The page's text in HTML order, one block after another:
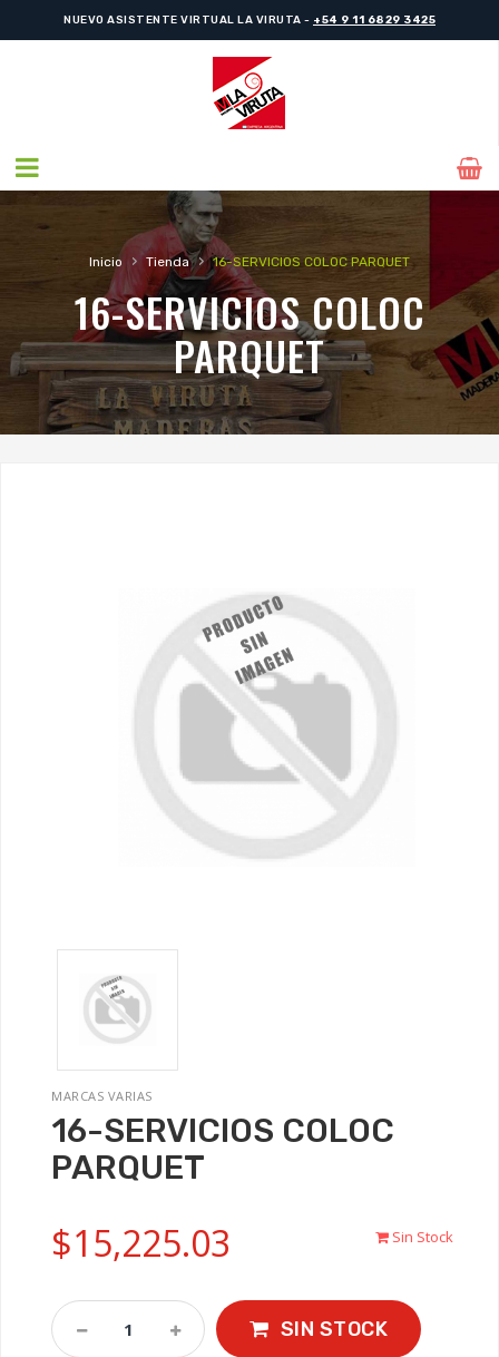
NUEVO ASISTENTE VIRTUAL LA VIRUTA - +54 9 11 6829 3425
Inicio › Tienda › 16-SERVICIOS COLOC PARQUET
16-SERVICIOS COLOC
PARQUET
MARCAS VARIAS
16-SERVICIOS COLOC
PARQUET
Sin Stock
$15,225.03
SIN STOCK